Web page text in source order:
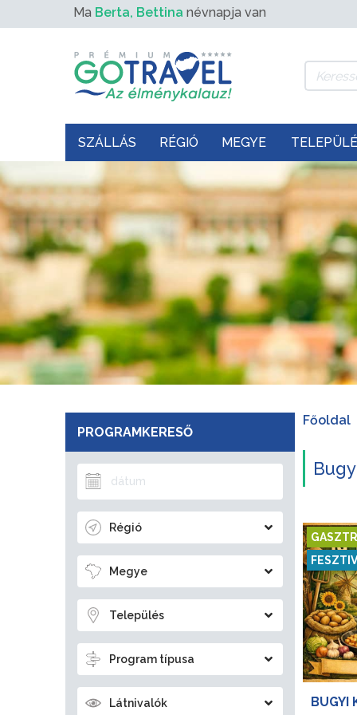
Ma Berta, Bettina névnapja van
SZÁLLÁS RÉGIÓ MEGYE
PROGRAMKERESŐ
Régió
Megye
Település
Program típusa
Látnivalók
Főoldal
BUGYI